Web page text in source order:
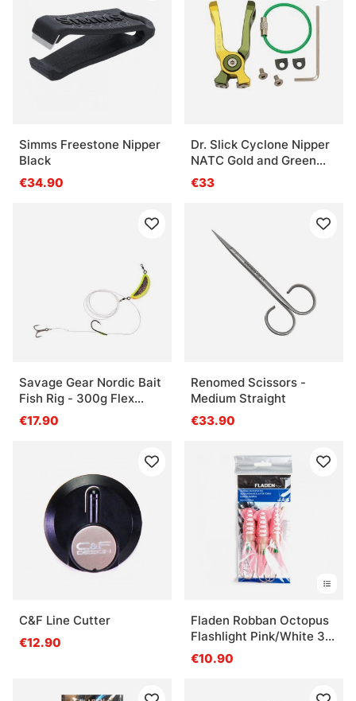
Simms Freestone Nipper
Black
€34.90
Dr. Slick Cyclone Nipper
NATC Gold and Green
Aluminum Frame
€33
Savage Gear Nordic Bait
Fish Rig - 300g Flex
Hooks 3/0 + 6/0 FC 1mm
€17.90
Renomed Scissors -
Medium Straight
€33.90
C&F Line Cutter
€12.90
Fladen Robban Octopus
Flashlight Pink/White 3
Hooks 10cm
€10.90